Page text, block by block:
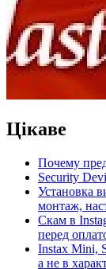
Цікаве
Почему
Security
Установка
монтаж,
Скам в
перед
Instax Mini,
а не в